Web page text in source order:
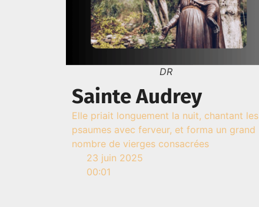
DR
Sainte Audrey
Elle priait longuement la nuit, chantant les
psaumes avec ferveur, et forma un grand
nombre de vierges consacrées
23 juin 2025
00:01